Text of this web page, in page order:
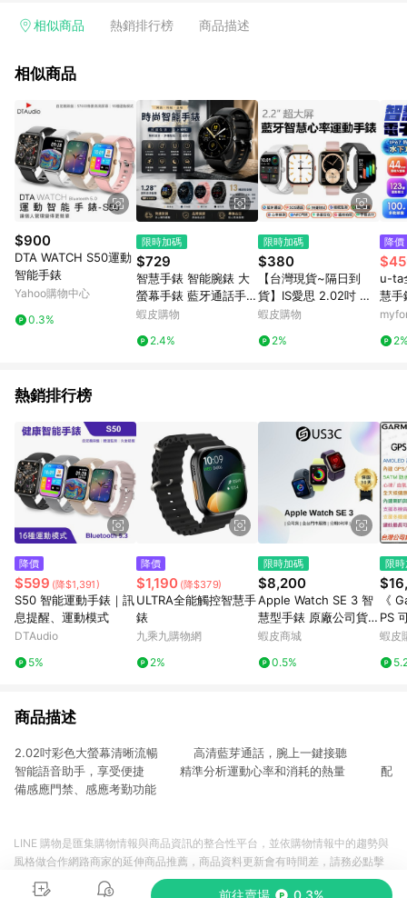
電玩/遊戲/相機/單眼/鏡頭/拍立得 [2024/6/1起適用] -內接硬
的購回饋活動享Yahoo超贈點回饋者 - 購物中心商店之商品：商
3. 訂單回饋金額將扣除運費/購物金/超贈點/福利金/紅利折抵/折
價券等虛擬貨幣折抵 4. 大宗採購或批發轉賣不具回饋資格： 如
有相關事證認定您為大宗採購、批發轉賣而非最終消費使用者，
相關認定以Yahoo購物中心之認定為準
相似商品 熱銷排行榜 商品描述
相似商品
$900
DTA WATCH S50運動
智能手錶
Yahoo購物中心
0.3%
限時加碼
$729
智慧手錶 智能腕錶 大
螢幕手錶 藍牙通話手錶
時尚智能穿戴設備 多色
日常穿搭運動風格智能
蝦皮購物
2.4%
限時加碼
$380
【台灣現貨~隔日到
貨】IS愛思 2.02吋 藍
牙震動智慧心率手錶繁
通知 運動手錶
蝦皮購物
2%
降價
u-ta
慧手
式
熱銷排行榜
降價
$599 (降$1,391)
S50 智能運動手錶｜訊
息提醒、運動模式
DTAudio
5%
降價
$1,190 (降$379)
ULTRA全能觸控智慧手
錶
九乘九購物網
2%
限時加碼
$8,200
Apple Watch SE 3 智
慧型手錶 原廠公司貨
健康偵測 心率偵測 運
品 US3C
蝦皮商城
0.5%
限
《
PS
慧通
蝦皮
商品描述
2.02吋彩色大螢幕清晰流暢 高清藍芽通話，腕上一鍵接聽
智能語音助手，享受便捷 精準分析運動心率和消耗的熱量 配
備感應門禁、感應考勤功能
前往賣場 0.3%
LINE 購物是匯集購物情報與商品資訊的整合性平台，並依購物情報中的趨勢與
風格做合作網路商家的延伸商品推薦，商品資料更新會有時間差，請務必點擊
商品至各合作網路商家，確認現售價與購物條件，一切資訊以合作廠商網頁為